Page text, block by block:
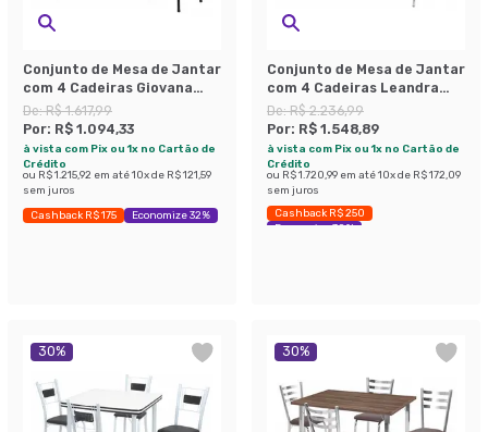
Conjunto de Mesa de Jantar
com 4 Cadeiras Giovana
Branco e Preto
De:R$ 1.617,99
Por: R$ 1.094,33
à vista com Pix ou 1x no Cartão de
Crédito
ou R$ 1.215,92 em até10x de R$ 121,59
sem juros
Cashback R$ 175 Economize 32%
Conjunto de Mesa de Jantar
com 4 Cadeiras Leandra
Preto e Cromado
De:R$ 2.236,99
Por: R$ 1.548,89
à vista com Pix ou 1x no Cartão de
Crédito
ou R$ 1.720,99 em até10x de R$ 172,09
sem juros
Cashback R$ 250
Economize 30%
30% 30%